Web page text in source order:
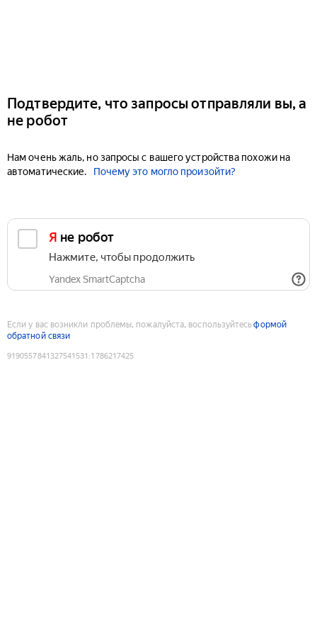
Подтвердите, что запросы отправляли вы, а
не робот
Нам очень жаль, но запросы с вашего устройства похожи на
автоматические.
Почему это могло произойти?
Я не робот
Нажмите, чтобы продолжить
Yandex SmartCaptcha
Если у вас возникли проблемы, пожалуйста, воспользуйтесьформой
обратной связи
9190557841327541531 :1786217425